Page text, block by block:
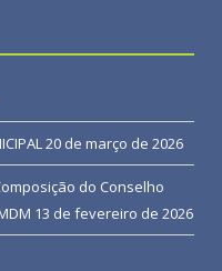
20 de março de 2026
do Conselho
13 de fevereiro de 2026